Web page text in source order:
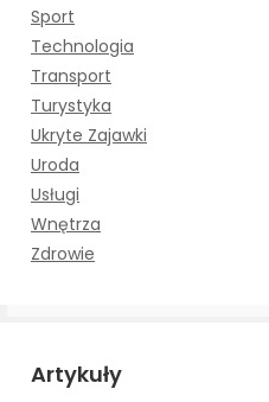
Sport
Technologia
Transport
Turystyka
Ukryte Zajawki
Uroda
Usługi
Wnętrza
Zdrowie
Artykuły